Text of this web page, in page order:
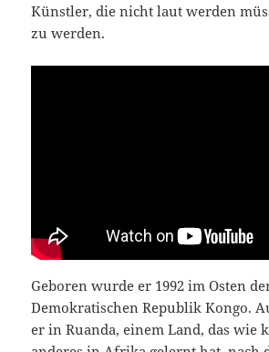
Künstler, die nicht laut werden
zu werden.
Geboren wurde er 1992 im Osten
Demokratischen Republik Kongo.
er in Ruanda, einem Land, das wie